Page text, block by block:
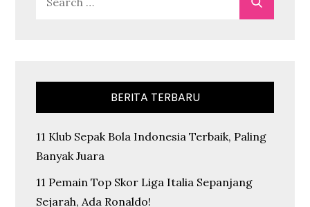
BERITA TERBARU
11 Klub Sepak Bola Indonesia Terbaik, Paling
Banyak Juara
11 Pemain Top Skor Liga Italia Sepanjang
Sejarah, Ada Ronaldo!